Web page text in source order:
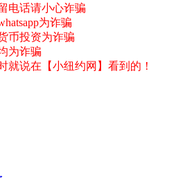
电话请小心诈骗
为诈骗
币投资为诈骗
为诈骗
就说在【小纽约网】看到的！